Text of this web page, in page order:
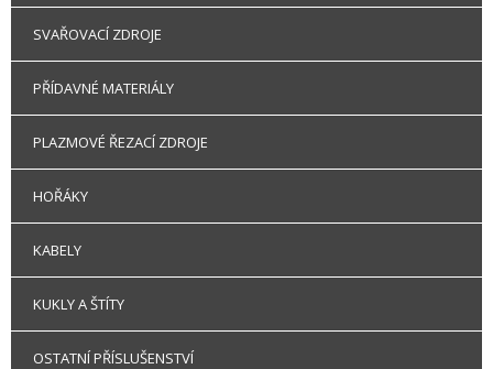
SVAŘOVACÍ ZDROJE
PŘÍDAVNÉ MATERIÁLY
PLAZMOVÉ ŘEZACÍ ZDROJE
HOŘÁKY
KABELY
KUKLY A ŠTÍTY
OSTATNÍ PŘÍSLUŠENSTVÍ